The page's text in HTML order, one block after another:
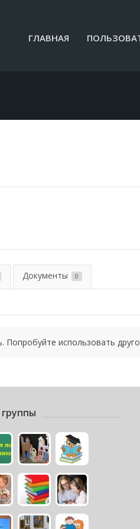
ГЛАВНАЯ
Документы 0
использовать